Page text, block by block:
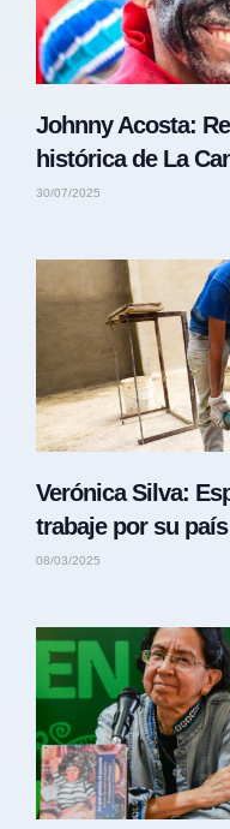
Johnny Acosta:
histórica de La
30/07/2025
Verónica Silva:
trabaje por su país
08/03/2025